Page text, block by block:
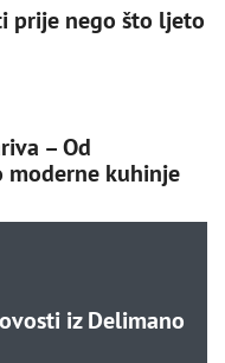
prije nego što ljeto
– Od
moderne kuhinje
iz Delimano